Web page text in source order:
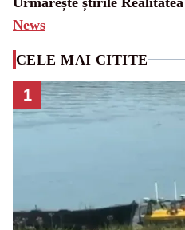
News
CELE MAI CITITE
1